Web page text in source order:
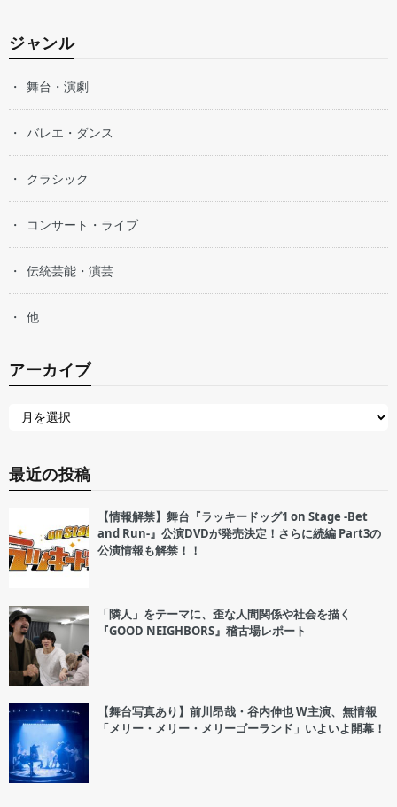
ジャンル
舞台・演劇
バレエ・ダンス
クラシック
コンサート・ライブ
伝統芸能・演芸
他
アーカイブ
最近の投稿
【情報解禁】舞台『ラッキードッグ1 on Stage -Bet
and Run-』公演DVDが発売決定！さらに続編 Part3の
公演情報も解禁！！
「隣人」をテーマに、歪な人間関係や社会を描く
『GOOD NEIGHBORS』稽古場レポート
【舞台写真あり】前川昂哉・谷内伸也 W主演、無情報
「メリー・メリー・メリーゴーランド」いよいよ開幕！